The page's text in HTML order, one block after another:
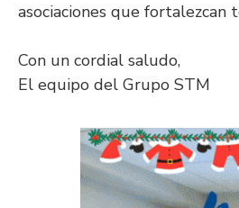
asociaciones que fortalezcan
Con un cordial saludo,
El equipo del Grupo STM